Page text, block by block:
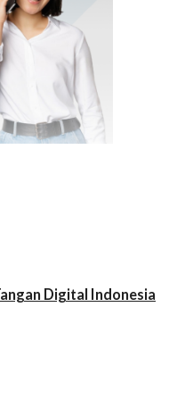
Digital Indonesia